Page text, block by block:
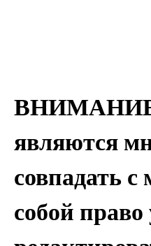
ВНИМАНИЕ!
являются
совпадать
собой